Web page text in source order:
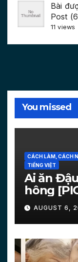
Bài
Post
11 views
You missed
CÁCH LÀM, CÁCH
TIẾNG VIỆT
Ai ăn
hông
AUGUST 6,